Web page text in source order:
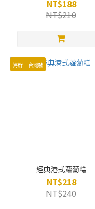
NT$188
NT$210
海鮮｜台灣豬
經典港式蘿蔔糕
NT$218
NT$240